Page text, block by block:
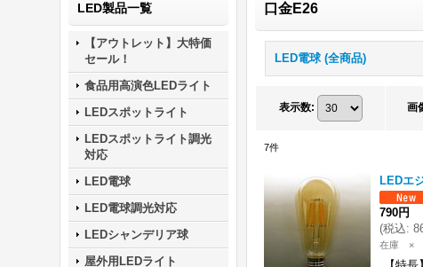
LED製品一覧
【アウトレット】大特価
セール！
食品用高演色LEDライト
LEDスポットライト
LEDスポットライト調光
対応
LED電球
LED電球調光対応
LEDシャンデリア球
屋外用LEDライト
口金E26
LED電球 (全商品)
表示数: 画
7件
LEDエ
790円
(税込:
在庫 ×